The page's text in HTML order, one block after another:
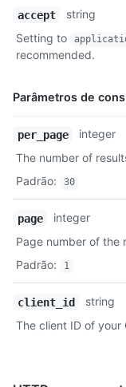
Nome,
Descrição
accept
string
Setting to
recommended.
Parâmetros de
Nome,
Descrição
per_page
integer
The number of
Padrão: 30
page
integer
Page number of the
Padrão: 1
client_id
string
The client ID of your